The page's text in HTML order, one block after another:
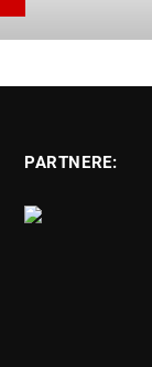
PARTNERE: